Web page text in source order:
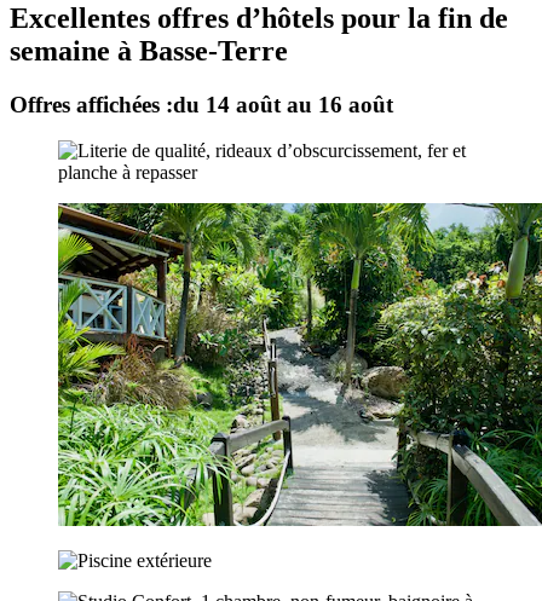
Excellentes offres d’hôtels pour la fin de
semaine à Basse-Terre
Offres affichées :du 14 août au 16 août